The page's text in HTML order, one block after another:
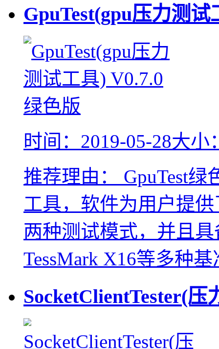
GpuTest(gpu压力测
时间：2019-05-28大小
推荐理由：
GpuTest
工具，软件为用户提
两种测试模式，并且具
TessMark X16等多种基
SocketClientTester(